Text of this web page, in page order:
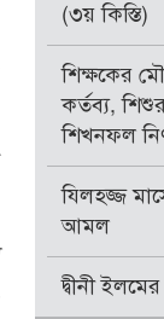
(৩য় কিস্তি)
শিক্ষকের
কর্তব্য,
শিখনফল
যিলহজ্জ
আমল
দ্বীনী